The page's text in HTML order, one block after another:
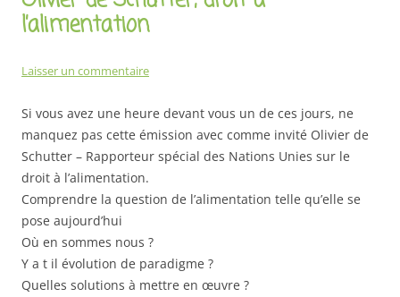
l’alimentation
Laisser un commentaire
Si vous avez une heure devant vous un de ces jours, ne
manquez pas cette émission avec comme invité Olivier de
Schutter – Rapporteur spécial des Nations Unies sur le
droit à l’alimentation.
Comprendre la question de l’alimentation telle qu’elle se
pose aujourd’hui
Où en sommes nous ?
Y a t il évolution de paradigme ?
Quelles solutions à mettre en œuvre ?